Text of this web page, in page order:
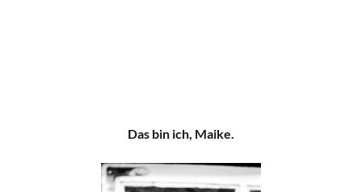
Das bin ich, Maike.